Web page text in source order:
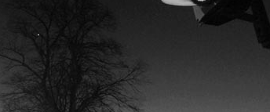
2006